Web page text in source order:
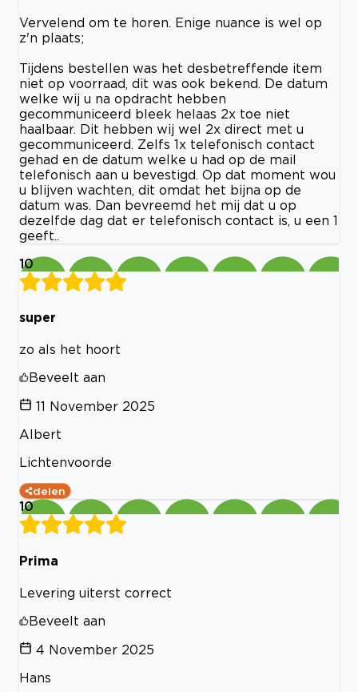
Vervelend om te horen. Enige nuance is wel op
z'n plaats;
Tijdens bestellen was het desbetreffende item
niet op voorraad, dit was ook bekend. De datum
welke wij u na opdracht hebben
gecommuniceerd bleek helaas 2x toe niet
haalbaar. Dit hebben wij wel 2x direct met u
gecommuniceerd. Zelfs 1x telefonisch contact
gehad en de datum welke u had op de mail
telefonisch aan u bevestigd. Op dat moment wou
u blijven wachten, dit omdat het bijna op de
datum was. Dan bevreemd het mij dat u op
dezelfde dag dat er telefonisch contact is, u een 1
geeft..
10
super
zo als het hoort
Beveelt aan
11 November 2025
Albert
Lichtenvoorde
delen
10
Prima
Levering uiterst correct
Beveelt aan
4 November 2025
Hans